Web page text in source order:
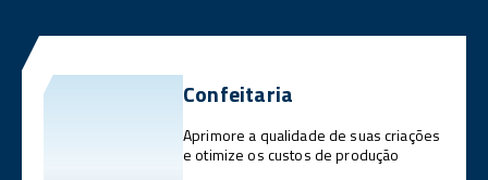
Confeitaria
Aprimore a qualidade de suas criações
e otimize os custos de produção